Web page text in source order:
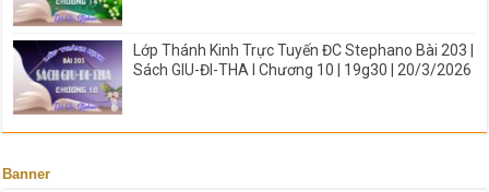
Lớp Thánh Kinh Trực Tuyến ĐC Stephano Bài 203 |
Sách GIU-ĐI-THA I Chương 10 | 19g30 | 20/3/2026
Banner